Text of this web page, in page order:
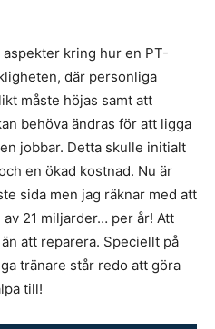
kring hur en PT-
där personliga
måste höjas samt att
behöva ändras för att ligga
jobbar. Detta skulle initialt
en ökad kostnad. Nu är
sida men jag räknar med att
21 miljarder… per år! Att
att reparera. Speciellt på
tränare står redo att göra
till!